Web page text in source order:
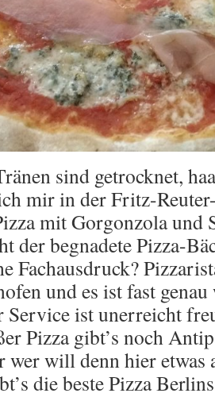
sind getrocknet,
mir in der Fritz-
mit Gorgonzola und
der begnadete Pizza-
Fachausdruck?
und es ist fast
ist unerreicht
Pizza gibt’s noch
wer will denn hier etwas
die beste Pizza